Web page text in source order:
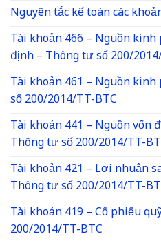
Nguyên tắc kế toán các
Tài khoản 466 – Nguồn
định – Thông tư số 200/
Tài khoản 461 – Nguồn
số 200/2014/TT-BTC
Tài khoản 441 – Nguồn vốn
Thông tư số 200/2014/TT-
Tài khoản 421 – Lợi nhuận
Thông tư số 200/2014/TT-
Tài khoản 419 – Cổ phiếu
200/2014/TT-BTC